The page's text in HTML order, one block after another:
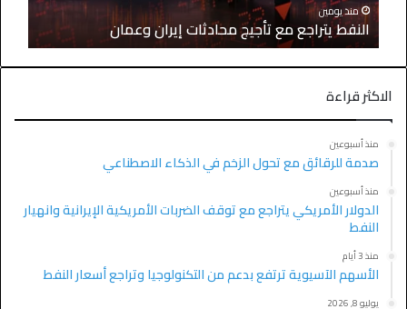
منذ يومين
النفط يتراجع مع تأجيج محادثات إيران وعمان
الاكثر قراءة
منذ أسبوعين
صدمة للرقائق مع تحول الزخم في الذكاء الاصطناعي
منذ أسبوعين
الدولار الأمريكي يتراجع مع توقف الضربات الأمريكية الإيرانية وانهيار
النفط
منذ 3 أيام
الأسهم الآسيوية ترتفع بدعم من التكنولوجيا وتراجع أسعار النفط
يوليو 8, 2026